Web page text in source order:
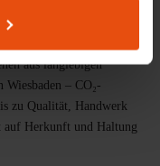
1898 gestalten und
aus langlebigen
– CO₂-
zu Qualität, Handwerk
auf Herkunft und Haltung